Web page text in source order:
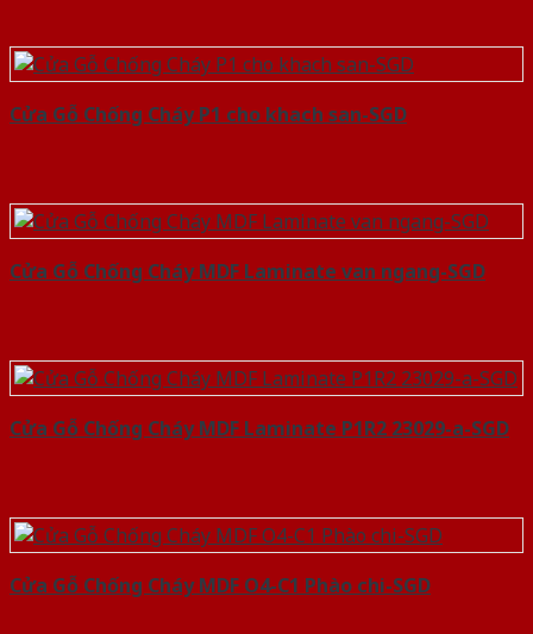
Cửa Gỗ Chống Cháy P1 cho khach san-SGD
Cửa Gỗ Chống Cháy MDF Laminate van ngang-SGD
Cửa Gỗ Chống Cháy MDF Laminate P1R2 23029-a-SGD
Cửa Gỗ Chống Cháy MDF O4-C1 Phào chi-SGD